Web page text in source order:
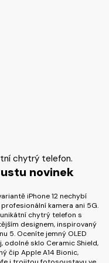
chytrý telefon.
novinek
iPhone 12 nechybí
profesionální kamera ani 5G.
chytrý telefon s
designem, inspirovaný
5. Oceníte jemný OLED
odolné sklo Ceramic Shield,
čip Apple A14 Bionic,